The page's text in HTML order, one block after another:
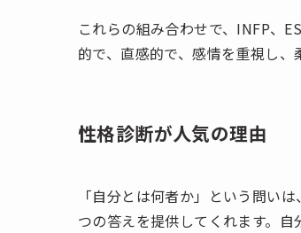
これらの組み合わせで、INFP、
的で、直感的で、感情を重視し、
性格診断が人気の理由
「自分とは何者か」という問い
つの答えを提供してくれます。